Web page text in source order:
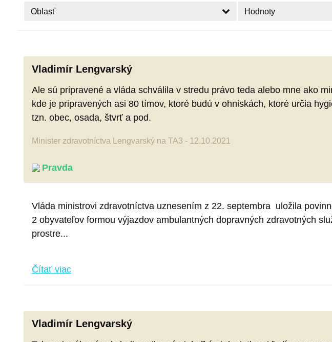
Oblasť Hodnoty
Vladimír Lengvarský
Ale sú pripravené a vláda schválila v stredu právo teda alebo mne ako
kde je pripravených asi 80 tímov, ktoré budú v ohniskách, ktoré určia
tzn. obec, osada, štvrť a pod.
Minister zdravotníctva Lengvarský na TA3 - 12.10.2021
Pravda
Vláda ministrovi zdravotníctva uznesením z 22. septembra uložila
2 obyvateľov formou výjazdov ambulantných dopravných zdravotných
prostre...
Čítať viac
Vladimír Lengvarský